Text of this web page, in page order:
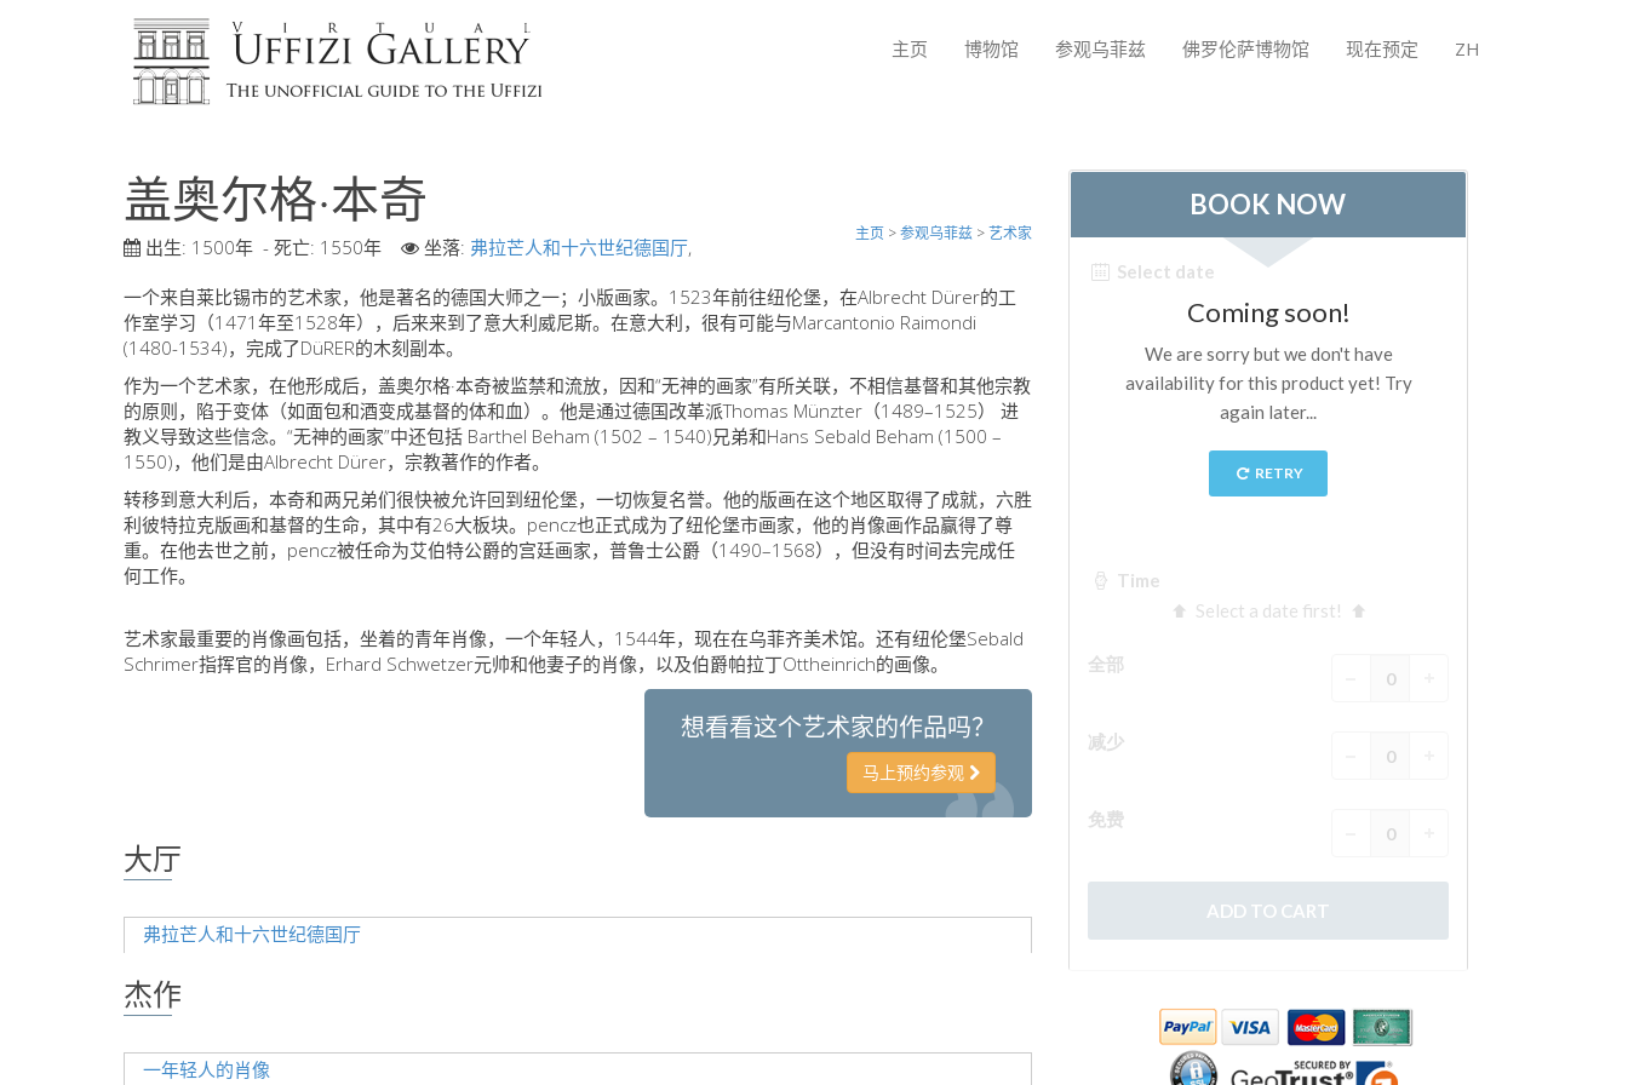
主页 博物馆 参观乌菲兹 佛罗伦萨博物馆 现在预定 ZH
盖奥尔格·本奇
主页 >参观乌菲兹 >艺术家
出生: 1500年 - 死亡: 1550年 坐落: 弗拉芒人和十六世纪德国厅,
一个来自莱比锡市的艺术家，他是著名的德国大师之一；小版画家。1523年前往纽伦堡，在Albrecht Dürer的工
作室学习（1471年至1528年），后来来到了意大利威尼斯。在意大利，很有可能与Marcantonio Raimondi
(1480-1534)，完成了DüRER的木刻副本。
作为一个艺术家，在他形成后，盖奥尔格·本奇被监禁和流放，因和“无神的画家”有所关联，不相信基督和其他宗教
的原则，陷于变体（如面包和酒变成基督的体和血）。他是通过德国改革派Thomas Münzter（1489–1525） 进
教义导致这些信念。“无神的画家”中还包括 Barthel Beham (1502 – 1540)兄弟和Hans Sebald Beham (1500 –
1550)，他们是由Albrecht Dürer，宗教著作的作者。
转移到意大利后，本奇和两兄弟们很快被允许回到纽伦堡，一切恢复名誉。他的版画在这个地区取得了成就，六胜
利彼特拉克版画和基督的生命，其中有26大板块。pencz也正式成为了纽伦堡市画家，他的肖像画作品赢得了尊
重。在他去世之前，pencz被任命为艾伯特公爵的宫廷画家，普鲁士公爵（1490–1568），但没有时间去完成任
何工作。
艺术家最重要的肖像画包括，坐着的青年肖像，一个年轻人，1544年，现在在乌菲齐美术馆。还有纽伦堡Sebald
Schrimer指挥官的肖像，Erhard Schwetzer元帅和他妻子的肖像，以及伯爵帕拉丁Ottheinrich的画像。
想看看这个艺术家的作品吗？
马上预约参观
大厅
弗拉芒人和十六世纪德国厅
杰作
一年轻人的肖像